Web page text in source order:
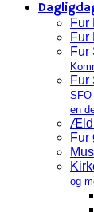
Fur
Fur
Fur
Fur
SFO
en
Fur
og